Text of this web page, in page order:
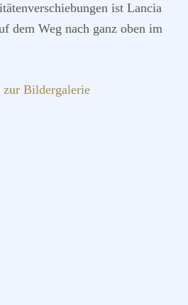
ist Lancia
dem Weg nach ganz oben im
zur Bildergalerie